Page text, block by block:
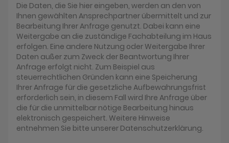
Die Daten, die Sie hier eingeben, werden an den von
Ihnen gewählten Ansprechpartner übermittelt und zur
Bearbeitung Ihrer Anfrage genutzt. Dabei kann eine
Weitergabe an die zuständige Fachabteilung im Haus
erfolgen. Eine andere Nutzung oder Weitergabe Ihrer
Daten außer zum Zweck der Beantwortung Ihrer
Anfrage erfolgt nicht. Zum Beispiel aus
steuerrechtlichen Gründen kann eine Speicherung
Ihrer Anfrage für die gesetzliche Aufbewahrungsfrist
erforderlich sein, in diesem Fall wird Ihre Anfrage über
die für die unmittelbar nötige Bearbeitung hinaus
elektronisch gespeichert. Weitere Hinweise
entnehmen Sie bitte unserer Datenschutzerklärung.